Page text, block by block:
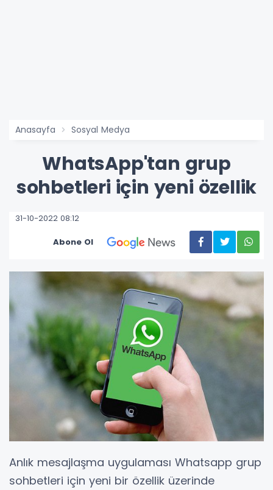
Anasayfa Sosyal Medya
WhatsApp'tan grup
sohbetleri için yeni özellik
31-10-2022 08:12
Abone Ol
Anlık mesajlaşma uygulaması Whatsapp grup
sohbetleri için yeni bir özellik üzerinde